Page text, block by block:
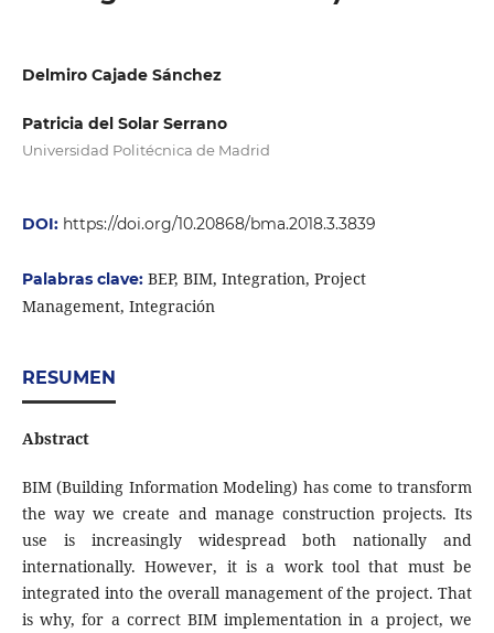
Delmiro Cajade Sánchez
Patricia del Solar Serrano
Universidad Politécnica de Madrid
DOI: https://doi.org/10.20868/bma.2018.3.3839
Palabras clave: BEP, BIM, Integration, Project
Management, Integración
RESUMEN
Abstract
BIM (Building Information Modeling) has come to transform
the way we create and manage construction projects. Its
use is increasingly widespread both nationally and
internationally. However, it is a work tool that must be
integrated into the overall management of the project. That
is why, for a correct BIM implementation in a project, we